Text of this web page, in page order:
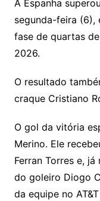
A Espanha
segunda-feira (6),
fase de quartas
2026.
O resultado
craque Cristiano
O gol da vitória
Merino. Ele
Ferran Torres e,
do goleiro Diogo
da equipe no